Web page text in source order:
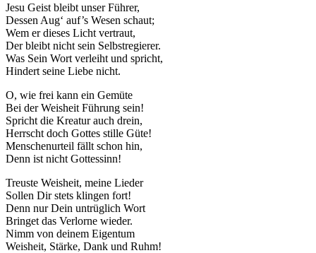
Jesu Geist bleibt unser Führer,
Dessen Aug‘ auf’s Wesen schaut;
Wem er dieses Licht vertraut,
Der bleibt nicht sein Selbstregierer.
Was Sein Wort verleiht und spricht,
Hindert seine Liebe nicht.
O, wie frei kann ein Gemüte
Bei der Weisheit Führung sein!
Spricht die Kreatur auch drein,
Herrscht doch Gottes stille Güte!
Menschenurteil fällt schon hin,
Denn ist nicht Gottessinn!
Treuste Weisheit, meine Lieder
Sollen Dir stets klingen fort!
Denn nur Dein untrüglich Wort
Bringet das Verlorne wieder.
Nimm von deinem Eigentum
Weisheit, Stärke, Dank und Ruhm!